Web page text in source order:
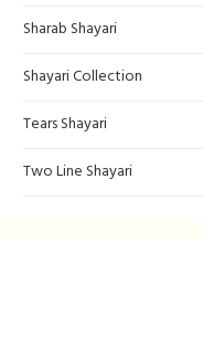
Sharab Shayari
Shayari Collection
Tears Shayari
Two Line Shayari